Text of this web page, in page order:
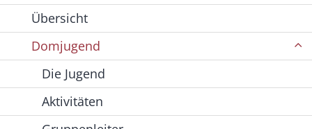
Übersicht
Domjugend
Die Jugend
Aktivitäten